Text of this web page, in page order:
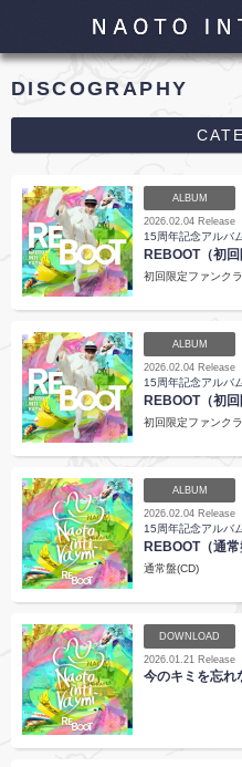
DISCOGRAPHY
ALL
SINGLE
ALBUM
DVD & BD
BOOK
ALBUM
2026.02.04 Release
15周年記念アルバ
REBOOT（初回
初回限定ファンク
ALBUM
2026.02.04 Release
15周年記念アルバ
REBOOT（初回
初回限定ファンク
ALBUM
2026.02.04 Release
15周年記念アルバ
REBOOT（通常
通常盤(CD)
DOWNLOAD
2026.01.21 Release
今のキミを忘れ